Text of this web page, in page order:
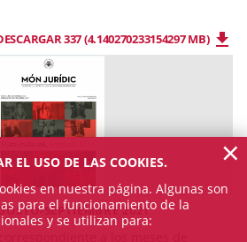
337 (4.140270233154297 MB)
SEPTIEMBRE 2021
EL USO DE LAS COOKIES.
en nuestra página. Algunas son
para el funcionamiento de la
y se utilizan para:
×